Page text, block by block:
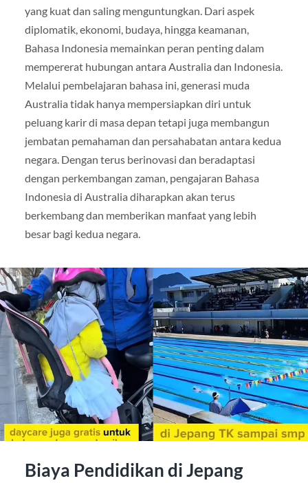
yang kuat dan saling menguntungkan. Dari aspek
diplomatik, ekonomi, budaya, hingga keamanan,
Bahasa Indonesia memainkan peran penting dalam
mempererat hubungan antara Australia dan Indonesia.
Melalui pembelajaran bahasa ini, generasi muda
Australia tidak hanya mempersiapkan diri untuk
peluang karir di masa depan tetapi juga membangun
jembatan pemahaman dan persahabatan antara kedua
negara. Dengan terus berinovasi dan beradaptasi
dengan perkembangan zaman, pengajaran Bahasa
Indonesia di Australia diharapkan akan terus
berkembang dan memberikan manfaat yang lebih
besar bagi kedua negara.
Biaya Pendidikan di Jepang